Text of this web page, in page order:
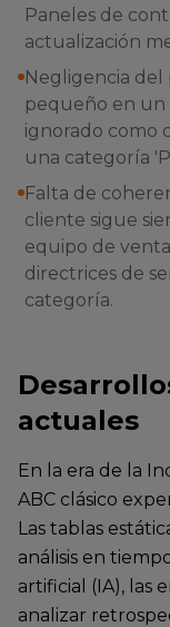
Paneles de
actualización
Negligencia
pequeño en un
ignorado como
una categoría
Falta de
cliente sigue
equipo de
directrices de
categoría.
actuales
En la era de la
ABC clásico
Las tablas
análisis en
artificial (IA), las
analizar